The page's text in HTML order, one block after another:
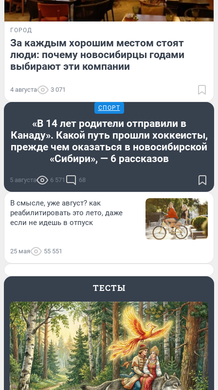
ГОРОД
За каждым хорошим местом стоят
люди: почему новосибирцы годами
выбирают эти компании
4 августа 3 071
СПОРТ
«В 14 лет родители отправили в
Канаду». Какой путь прошли хоккеисты,
прежде чем оказаться в новосибирской
«Сибири», — 6 рассказов
5 августа 6 571 68
В смысле, уже август? как
реабилитировать это лето, даже
если не идешь в отпуск
25 мая 55 551
ТЕСТЫ